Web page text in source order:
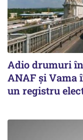
Adio drumuri
ANAF și Vama
un registru